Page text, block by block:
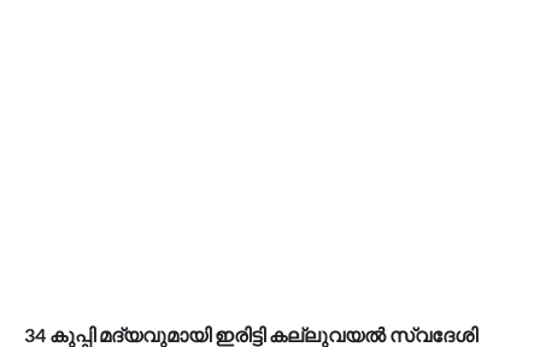
34 കുപ്പി മദ്യവുമായി ഇരിട്ടി കല്ലുവയൽ സ്വദേശി